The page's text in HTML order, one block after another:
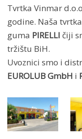
Tvrtka Vinmar
godine. Naša
guma PIRELLI čiji
tržištu BiH.
Uvoznici smo i
EUROLUB GmbH i